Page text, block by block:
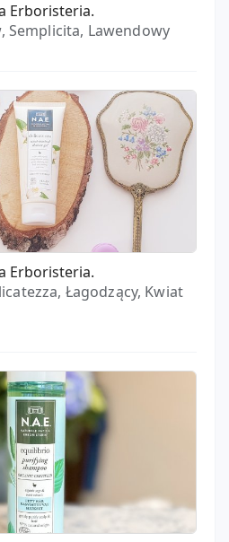
Erboristeria.
Semplicita, Lawendowy
Erboristeria.
Łagodzący, Kwiat